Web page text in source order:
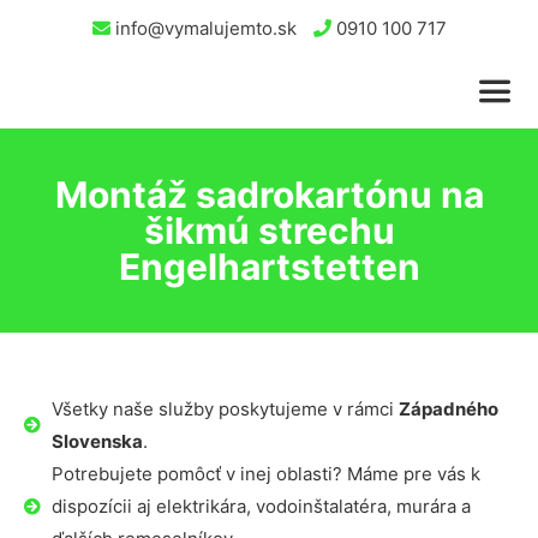
info@vymalujemto.sk 0910 100 717
Montáž sadrokartónu na
šikmú strechu
Engelhartstetten
Všetky naše služby poskytujeme v rámci Západného
Slovenska.
Potrebujete pomôcť v inej oblasti? Máme pre vás k
dispozícii aj elektrikára, vodoinštalatéra, murára a